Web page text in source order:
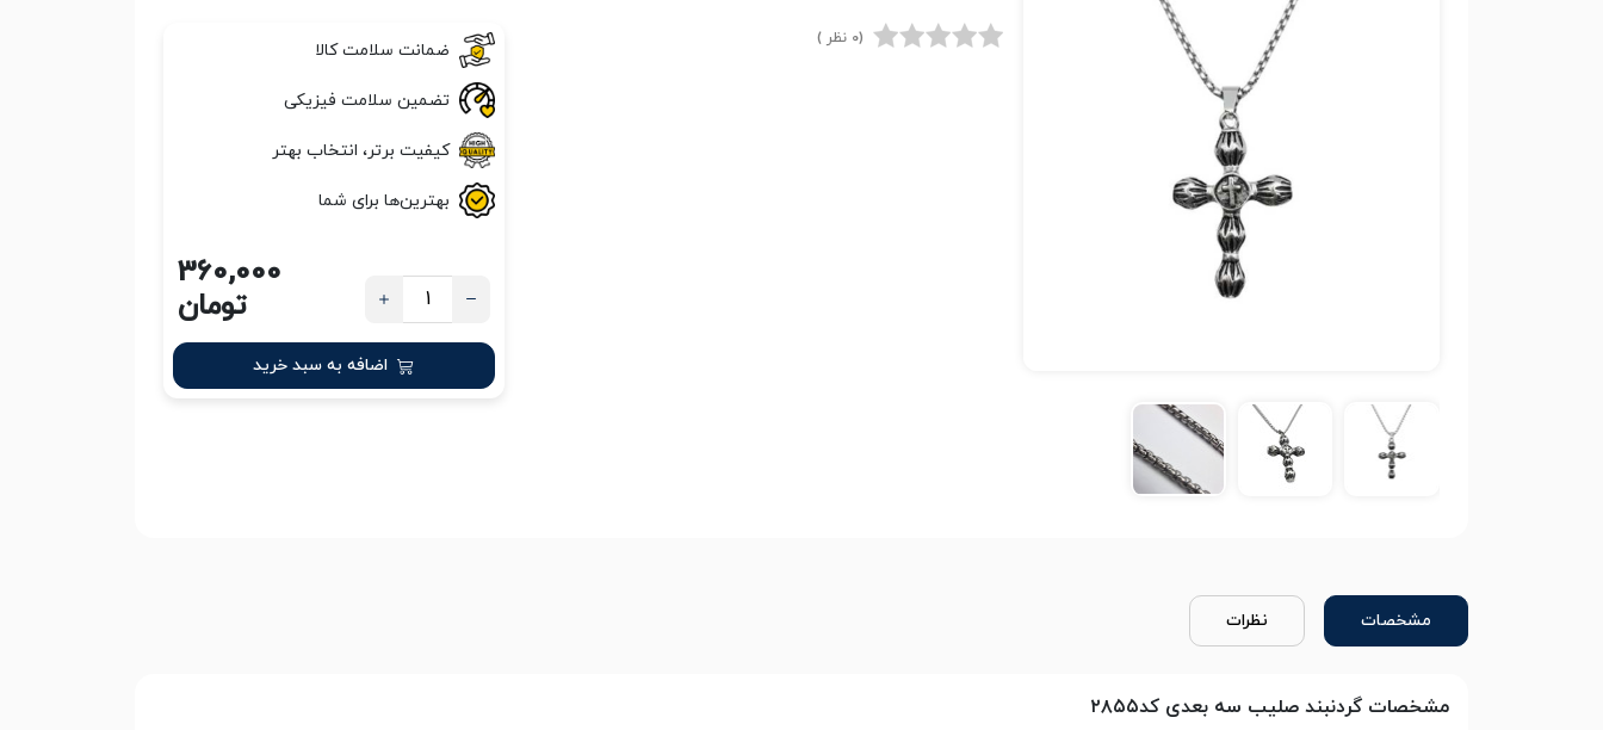
(0 نظر )
ضمانت سلامت کالا
تضمین سلامت فیزیکی
کیفیت برتر، انتخاب بهتر
بهترین‌ها برای شما
360,000
تومان
اضافه به سبد خرید
مشخصات نظرات
مشخصات گردنبند صلیب سه بعدی کد۲۸۵۵